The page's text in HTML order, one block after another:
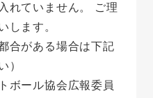
れていません。 ご理
します。
合がある場合は下記
）
ボール協会広報委員